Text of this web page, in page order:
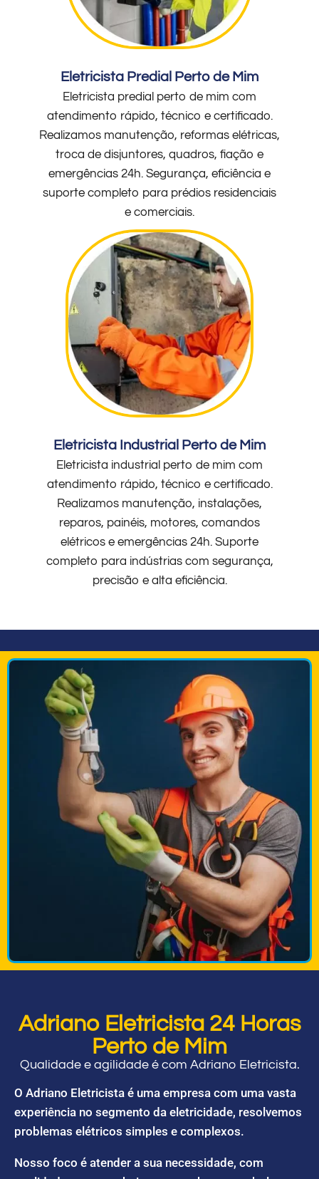
Eletricista Predial Perto de Mim
Eletricista predial perto de mim com
atendimento rápido, técnico e certificado.
Realizamos manutenção, reformas elétricas,
troca de disjuntores, quadros, fiação e
emergências 24h. Segurança, eficiência e
suporte completo para prédios residenciais
e comerciais.
Eletricista Industrial Perto de Mim
Eletricista industrial perto de mim com
atendimento rápido, técnico e certificado.
Realizamos manutenção, instalações,
reparos, painéis, motores, comandos
elétricos e emergências 24h. Suporte
completo para indústrias com segurança,
precisão e alta eficiência.
Adriano Eletricista 24 Horas
Perto de Mim
Qualidade e agilidade é com Adriano Eletricista.
O Adriano Eletricista é uma empresa com uma vasta
experiência no segmento da eletricidade, resolvemos
problemas elétricos simples e complexos.
Nosso foco é atender a sua necessidade, com